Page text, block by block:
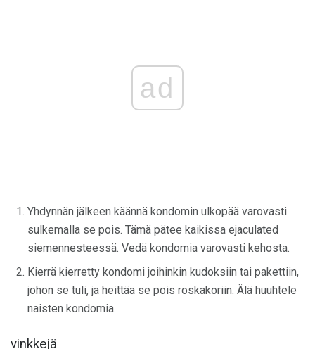
ad
Yhdynnän jälkeen käännä kondomin ulkopää varovasti
sulkemalla se pois. Tämä pätee kaikissa ejaculated
siemennesteessä. Vedä kondomia varovasti kehosta.
Kierrä kierretty kondomi joihinkin kudoksiin tai pakettiin,
johon se tuli, ja heittää se pois roskakoriin. Älä huuhtele
naisten kondomia.
vinkkejä